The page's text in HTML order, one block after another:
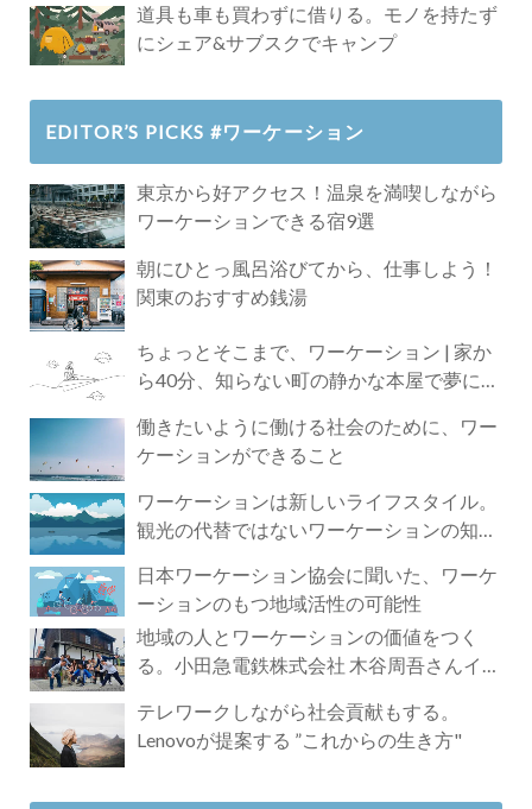
道具も車も買わずに借りる。モノを持たず
にシェア&サブスクでキャンプ
EDITOR’S PICKS #ワーケーション
東京から好アクセス！温泉を満喫しながら
ワーケーションできる宿9選
朝にひとっ風呂浴びてから、仕事しよう！
関東のおすすめ銭湯
ちょっとそこまで、ワーケーション | 家か
ら40分、知らない町の静かな本屋で夢に近
働きたいように働ける社会のために、ワー
ケーションができること
ワーケーションは新しいライフスタイル。
観光の代替ではないワーケーションの知ら
日本ワーケーション協会に聞いた、ワーケ
ーションのもつ地域活性の可能性
地域の人とワーケーションの価値をつく
る。小田急電鉄株式会社 木谷周吾さんイン
テレワークしながら社会貢献もする。
Lenovoが提案する ”これからの生き方"